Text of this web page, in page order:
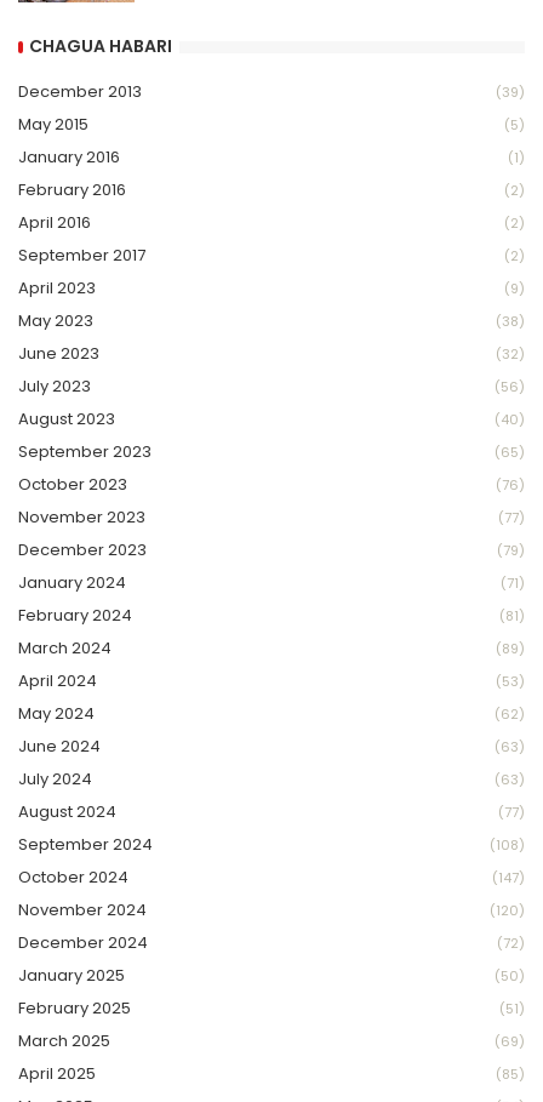
CHAGUA HABARI
December 2013 (39)
May 2015 (5)
January 2016 (1)
February 2016 (2)
April 2016 (2)
September 2017 (2)
April 2023 (9)
May 2023 (38)
June 2023 (32)
July 2023 (56)
August 2023 (40)
September 2023 (65)
October 2023 (76)
November 2023 (77)
December 2023 (79)
January 2024 (71)
February 2024 (81)
March 2024 (89)
April 2024 (53)
May 2024 (62)
June 2024 (63)
July 2024 (63)
August 2024 (77)
September 2024 (108)
October 2024 (147)
November 2024 (120)
December 2024 (72)
January 2025 (50)
February 2025 (51)
March 2025 (69)
April 2025 (85)